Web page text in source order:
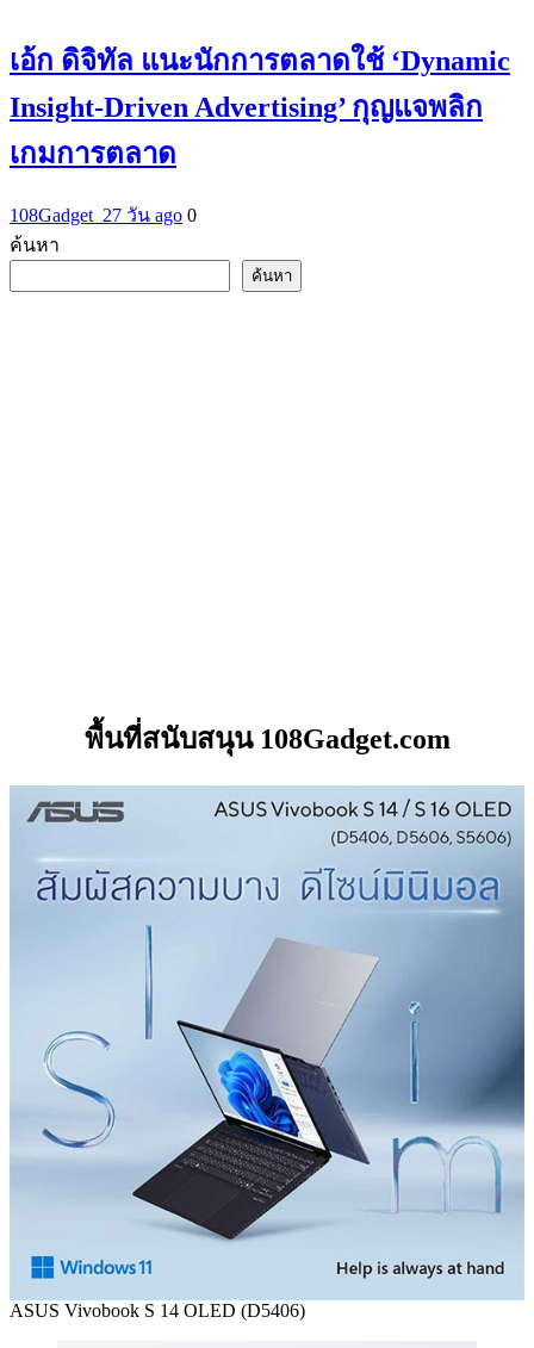
เอ้ก ดิจิทัล แนะนักการตลาดใช้ ‘Dynamic
Insight-Driven Advertising’ กุญแจพลิก
เกมการตลาด
108Gadget_27 วัน ago 0
ค้นหา
ค้นหา
พื้นที่สนับสนุน 108Gadget.com
ASUS Vivobook S 14 OLED (D5406)